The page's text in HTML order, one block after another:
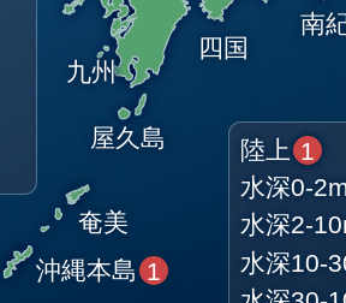
南
四国
九州
屋久島
奄美
沖縄本島 1
陸上 1
水深0-
水深2-
水深10-